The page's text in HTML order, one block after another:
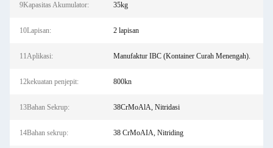
9Kapasitas Akumulator: 35kg
10Lapisan: 2 lapisan
11Aplikasi: Manufaktur IBC (Kontainer Curah Menengah).
12kekuatan penjepit: 800kn
13Bahan Sekrup: 38CrMoAlA, Nitridasi
14Bahan sekrup: 38 CrMoAIA, Nitriding